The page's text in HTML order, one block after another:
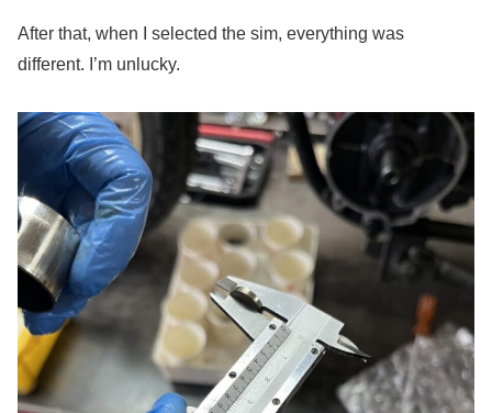
After that, when I selected the sim, everything was
different. I’m unlucky.